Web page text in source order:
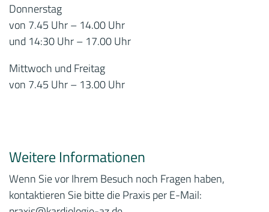
Donnerstag
von 7.45 Uhr – 14.00 Uhr
und 14:30 Uhr – 17.00 Uhr
Mittwoch und Freitag
von 7.45 Uhr – 13.00 Uhr
Weitere Informationen
Wenn Sie vor Ihrem Besuch noch Fragen haben,
kontaktieren Sie bitte die Praxis per E-Mail: